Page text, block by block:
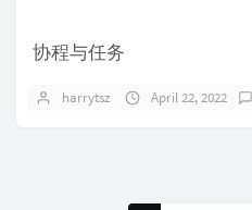
协程与任务
harrytsz April 22, 2022